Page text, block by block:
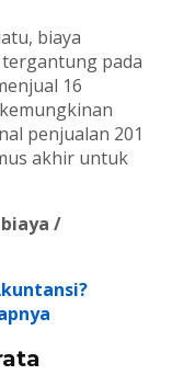
biaya
pada
16
penjualan 201
akhir untuk
/